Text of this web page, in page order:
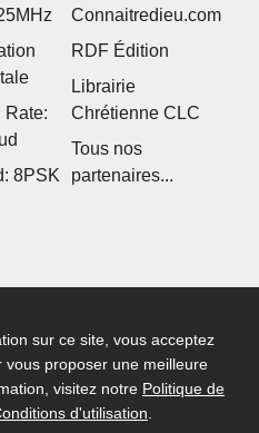
Rate:
8PSK
Connaitredieu.com
RDF Édition
Librairie
Chrétienne CLC
Tous nos
partenaires...
sur ce site, vous acceptez
vous proposer une meilleure
visitez notre Politique de
d'utilisation